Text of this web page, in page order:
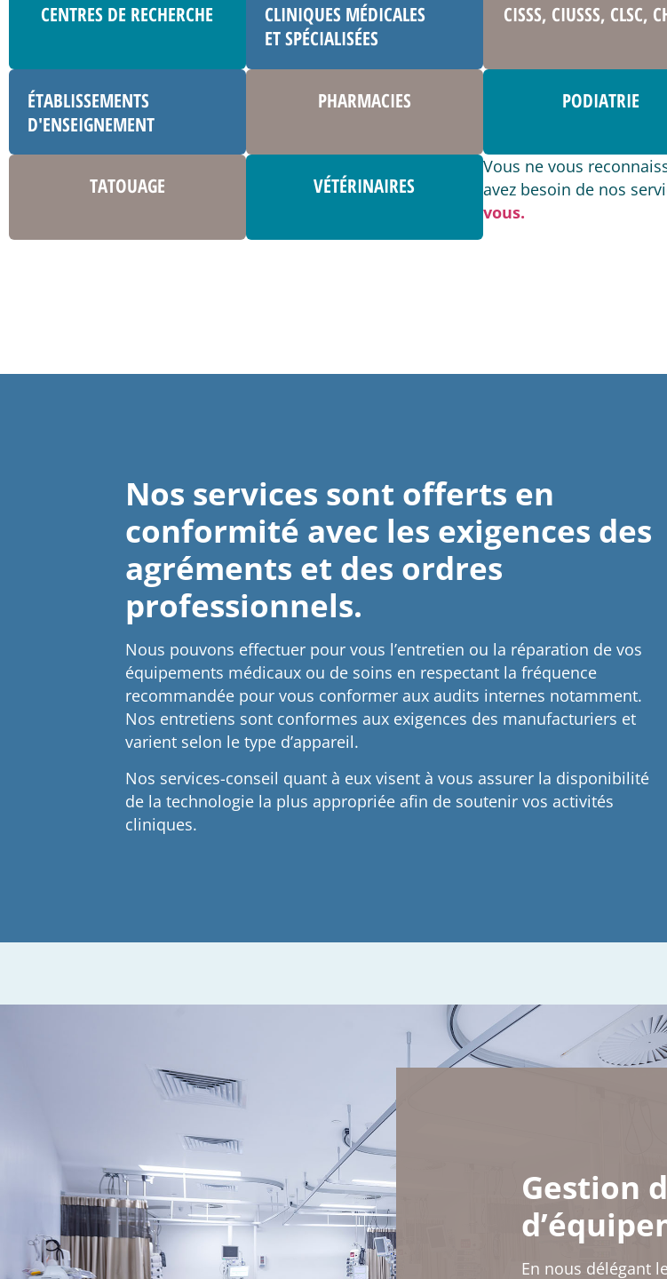
CENTRES DE RECHERCHE
CLINIQUES MÉDICALES
ET SPÉCIALISÉES
CISSS, CIUSSS, CLSC,
ÉTABLISSEMENTS
D'ENSEIGNEMENT
PHARMACIES PODIATRIE
TATOUAGE VÉTÉRINAIRES
Vous ne vous
avez besoin de nos
vous.
Nos services sont offerts en
conformité avec les exigences des
agréments et des ordres
professionnels.
Nous pouvons effectuer pour vous l’entretien ou la réparation de vos
équipements médicaux ou de soins en respectant la fréquence
recommandée pour vous conformer aux audits internes notamment.
Nos entretiens sont conformes aux exigences des manufacturiers et
varient selon le type d’appareil.
Nos services-conseil quant à eux visent à vous assurer la disponibilité
de la technologie la plus appropriée afin de soutenir vos activités
cliniques.
Gestion
En nous délégant